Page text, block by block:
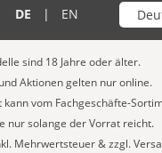
DE | EN Wähle
sind 18 Jahre oder älter.
Aktionen gelten nur online.
vom Fachgeschäfte-
nur solange der Vorrat reicht.
Mehrwertsteuer & zzgl.